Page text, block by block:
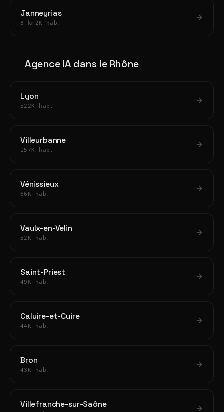
Janneyrias
8 km 2K hab.
Agence IA dans le Rhône
Lyon
522K hab.
Villeurbanne
157K hab.
Vénissieux
66K hab.
Vaulx-en-Velin
52K hab.
Saint-Priest
49K hab.
Caluire-et-Cuire
44K hab.
Bron
43K hab.
Villefranche-sur-Saône